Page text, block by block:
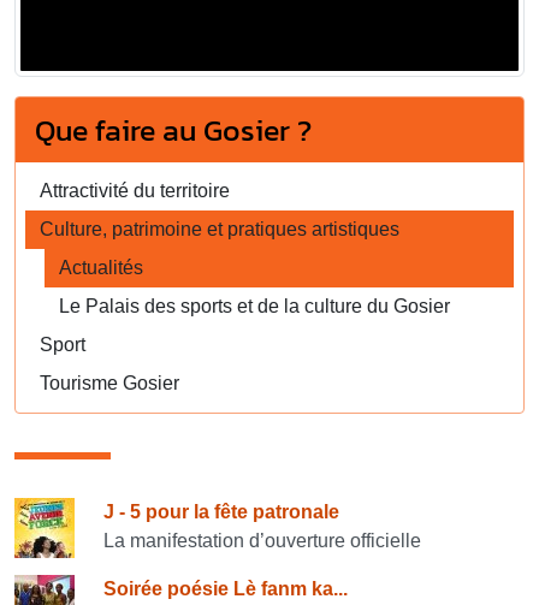
Que faire au Gosier ?
Attractivité du territoire
Culture, patrimoine et pratiques artistiques
Actualités
Le Palais des sports et de la culture du Gosier
Sport
Tourisme Gosier
Consulter également
J - 5 pour la fête patronale
La manifestation d’ouverture officielle
Soirée poésie Lè fanm ka...